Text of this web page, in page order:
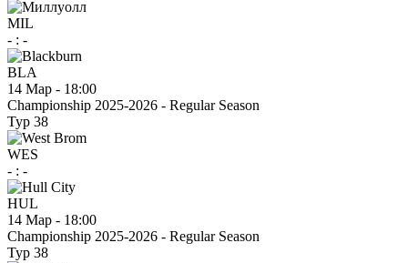
MIL
- : -
BLA
14 Мар - 18:00
Championship 2025-2026 - Regular Season
Тур 38
WES
- : -
HUL
14 Мар - 18:00
Championship 2025-2026 - Regular Season
Тур 38